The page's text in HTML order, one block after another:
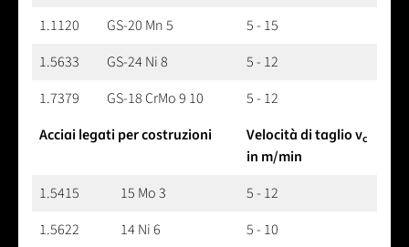
1.1120
GS-20 Mn 5
5 - 15
1.5633
GS-24 Ni 8
5 - 12
1.7379
GS-18 CrMo 9 10
5 - 12
Acciai legati per costruzioni
Velocità di taglio vc
in m/min
1.5415
15 Mo 3
5 - 12
1.5622
14 Ni 6
5 - 10